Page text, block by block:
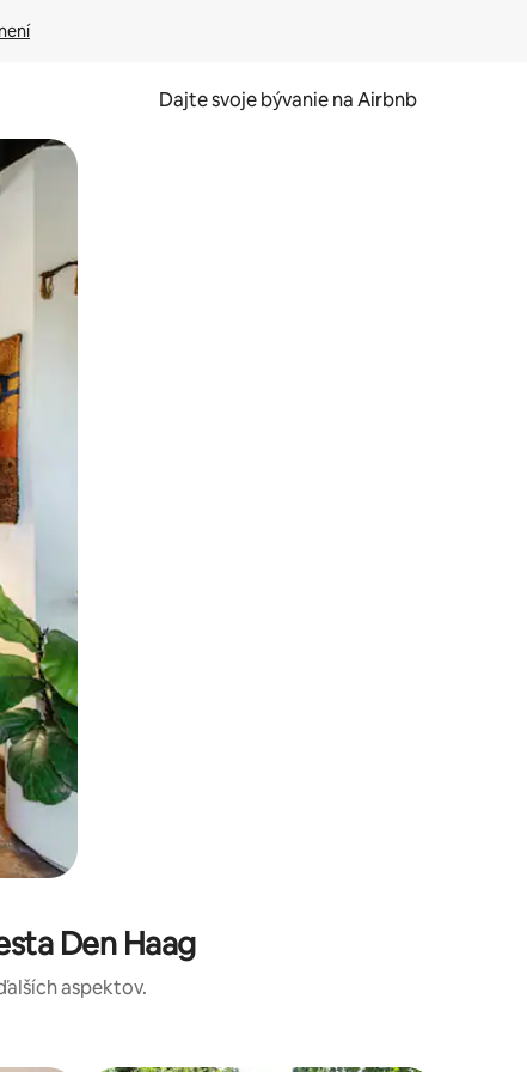
Dajte svoje bývanie na Airbnb
pomocou dotykových gest či potiahnutia prstom.
Den Haag
aspektov.